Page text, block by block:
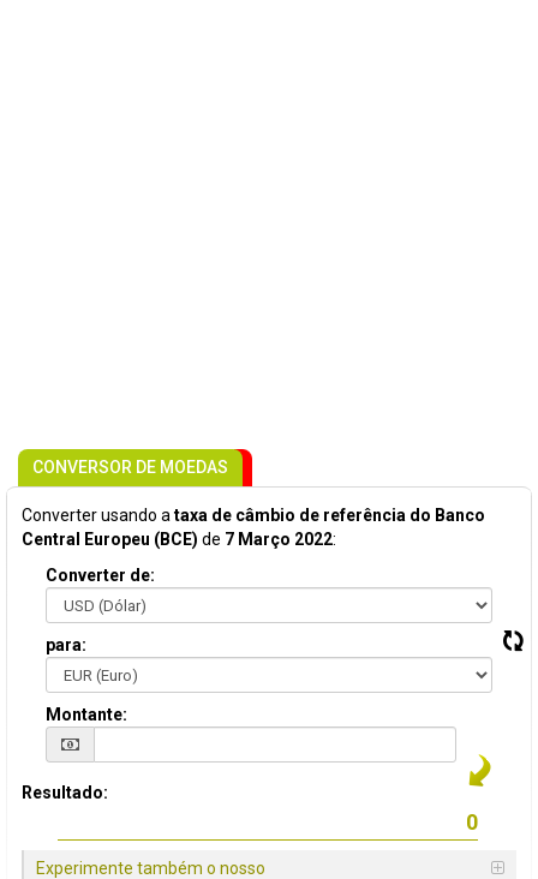
CONVERSOR DE MOEDAS
Converter usando a taxa de câmbio de referência do Banco
Central Europeu (BCE) de 7 Março 2022:
Converter de:
para:
Montante:
Resultado:
Experimente também o nosso